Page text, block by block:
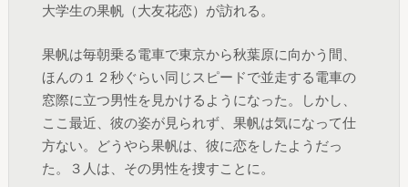
大学生の果帆（大友花恋）が訪れる。
果帆は毎朝乗る電車で東京から秋葉原に向かう間、
ほんの１２秒ぐらい同じスピードで並走する電車の
窓際に立つ男性を見かけるようになった。しかし、
ここ最近、彼の姿が見られず、果帆は気になって仕
方ない。どうやら果帆は、彼に恋をしたようだっ
た。３人は、その男性を捜すことに。